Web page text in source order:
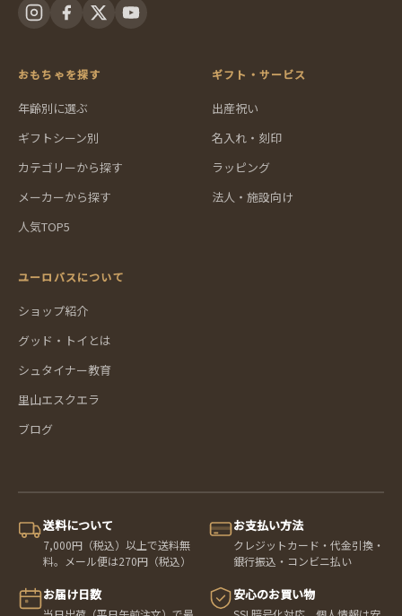
おもちゃを探す
年齢別に選ぶ
ギフトシーン別
カテゴリーから探す
メーカーから探す
人気TOP5
ギフト・サービス
出産祝い
名入れ・刻印
ラッピング
法人・施設向け
ユーロバスについて
ショップ紹介
グッド・トイとは
シュタイナー教育
里山エスクエラ
ブログ
送料について
7,000円（税込）以上で送料無
料。メール便は270円（税込）
お支払い方法
クレジットカード・代金引換・
銀行振込・コンビニ払い
お届け日数 安心のお買い物